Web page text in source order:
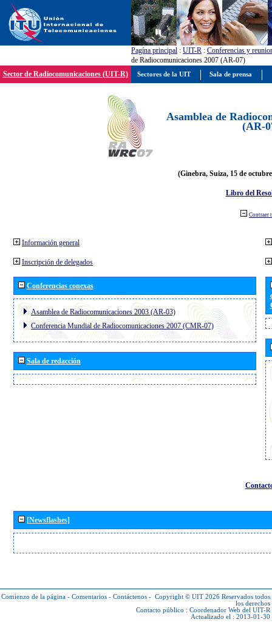
Pagína principal : UIT-R : Conferencias y
de Radiocomunicaciones 2007 (AR-07)
Sector de Radiocomunicaciones (UIT-R)
Asamblea de
(AR-
(Ginebra, Suiza, 15 de
Libro del
Contraer
Información general
Inscripción de delegados
Conferencias conexas
Asamblea de Radiocomunicaciones 2003 (AR-03)
Conferencia Mundial de Radiocomunicaciones 2007 (CMR-07)
Sala de redacción
[Newsflashes]
Comienzo de la página - Comentarios - Contáctenos - Copyright © UIT 2026 Reservados todos
los derechos
Contacto público : Coordenador Web del UIT-R
Actualizado el : 2013-01-30
Sectores de la UIT Sala de prensa